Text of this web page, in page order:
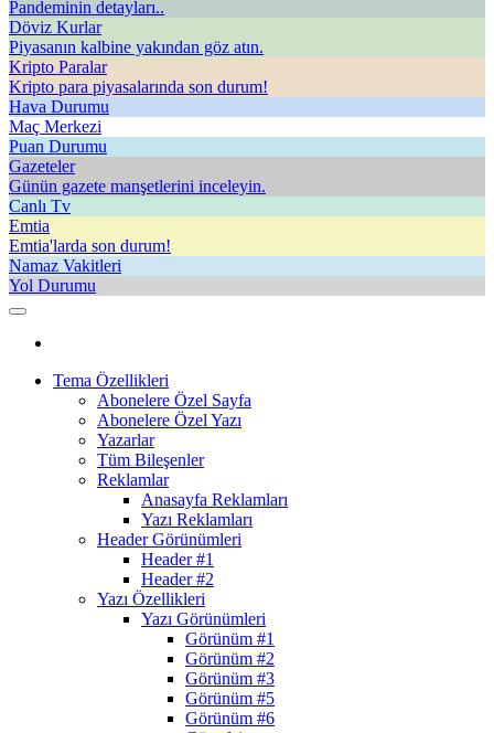
Pandeminin detayları..
Döviz Kurlar
Piyasanın kalbine yakından göz atın.
Kripto Paralar
Kripto para piyasalarında son durum!
Hava Durumu
Maç Merkezi
Puan Durumu
Gazeteler
Günün gazete manşetlerini inceleyin.
Canlı Tv
Emtia
Emtia'larda son durum!
Namaz Vakitleri
Yol Durumu
Tema Özellikleri
Abonelere Özel Sayfa
Abonelere Özel Yazı
Yazarlar
Tüm Bileşenler
Reklamlar
Anasayfa Reklamları
Yazı Reklamları
Header Görünümleri
Header #1
Header #2
Yazı Özellikleri
Yazı Görünümleri
Görünüm #1
Görünüm #2
Görünüm #3
Görünüm #5
Görünüm #6